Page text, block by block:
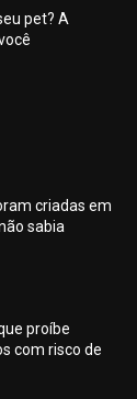
pet? A
criadas em
sabia
proíbe
com risco de